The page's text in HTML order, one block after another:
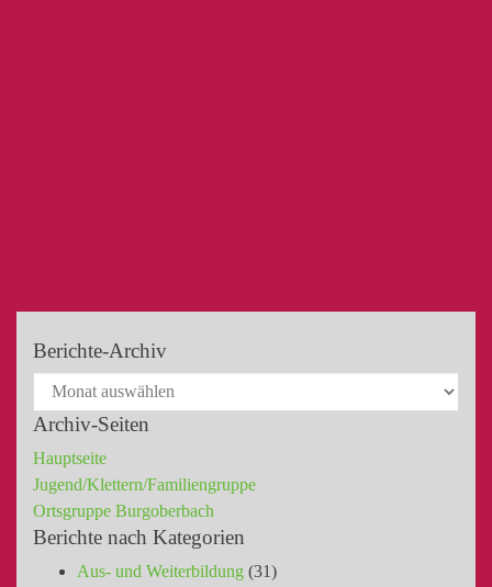
Berichte-Archiv
Archiv-Seiten
Hauptseite
Jugend/Klettern/Familiengruppe
Ortsgruppe Burgoberbach
Berichte nach Kategorien
Aus- und Weiterbildung (31)